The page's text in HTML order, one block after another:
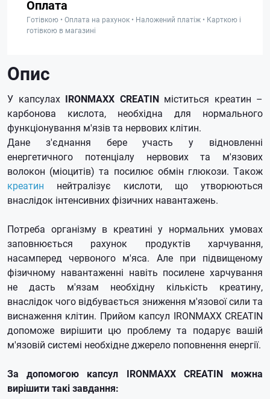
Оплата
Готівкою • Оплата на рахунок • Наложений платіж • Карткою і
готівкою в магазині
Опис
У капсулах IRONMAXX CREATINміститься креатин –
карбонова кислота, необхідна для нормального
функціонування м'язів та нервових клітин.
Дане з'єднання бере участь у відновленні
енергетичного потенціалу нервових та м'язових
волокон (міоцитів) та посилює обмін глюкози. Також
креатин нейтралізує кислоти, що утворюються
внаслідок інтенсивних фізичних навантажень.
Потреба організму в креатині у нормальних умовах
заповнюється рахунок продуктів харчування,
насамперед червоного м'яса. Але при підвищеному
фізичному навантаженні навіть посилене харчування
не дасть м'язам необхідну кількість креатину,
внаслідок чого відбувається зниження м'язової сили та
виснаження клітин. Прийом капсул IRONMAXX CREATIN
допоможе вирішити цю проблему та подарує вашій
м'язовій системі необхідне джерело поповнення енергії.
За допомогою капсул IRONMAXX CREATIN можна
вирішити такі завдання: